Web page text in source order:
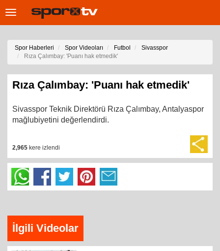
Toggle
Spor Haberleri Spor Videoları Futbol
Sivasspor
Rıza Çalımbay: 'Puanı hak etmedik'
Rıza Çalımbay: 'Puanı hak etmedik'
Sivasspor Teknik Direktörü Rıza Çalımbay, Antalyaspor
mağlubiyetini değerlendirdi.
2,965 kere izlendi
İlgili Videolar